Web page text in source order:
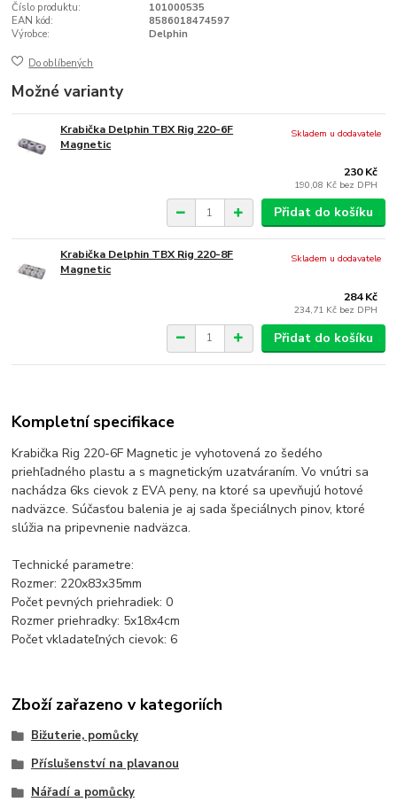
Číslo produktu:
101000535
EAN kód:
8586018474597
Výrobce:
Delphin
Do oblíbených
Možné varianty
Krabička Delphin TBX Rig 220-6F
Magnetic
230 Kč
190,08 Kč bez DPH
Skladem u dodavatele
Přidat do košíku
Krabička Delphin TBX Rig 220-8F
Magnetic
284 Kč
234,71 Kč bez DPH
Skladem u dodavatele
Přidat do košíku
Kompletní specifikace
Krabička Rig 220-6F Magnetic je vyhotovená zo šedého
priehľadného plastu a s magnetickým uzatváraním. Vo vnútri sa
nachádza 6ks cievok z EVA peny, na ktoré sa upevňujú hotové
nadväzce. Súčasťou balenia je aj sada špeciálnych pinov, ktoré
slúžia na pripevnenie nadväzca.
Technické parametre:
Rozmer: 220x83x35mm
Počet pevných priehradiek: 0
Rozmer priehradky: 5x18x4cm
Počet vkladateľných cievok: 6
Zboží zařazeno v kategoriích
Bižuterie, pomůcky
Příslušenství na plavanou
Nářadí a pomůcky